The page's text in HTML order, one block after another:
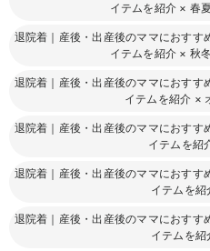
イテムを紹介 × 春
退院着｜産後・出産後のママにおすす
イテムを紹介 × 秋
退院着｜産後・出産後のママにおすす
イテムを紹介 ×
退院着｜産後・出産後のママにおすす
イテムを紹
退院着｜産後・出産後のママにおすす
イテムを紹
退院着｜産後・出産後のママにおすす
イテムを紹